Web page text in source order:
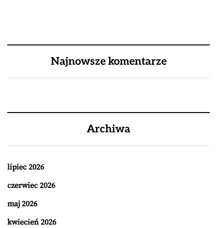
Najnowsze komentarze
Archiwa
lipiec 2026
czerwiec 2026
maj 2026
kwiecień 2026